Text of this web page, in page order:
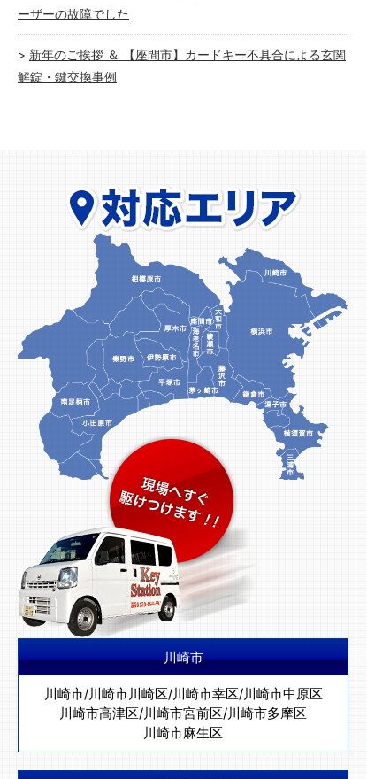
ーザーの故障でした
新年のご挨拶 ＆ 【座間市】カードキー不具合による玄関
解錠・鍵交換事例
川崎市
川崎市/川崎市川崎区/川崎市幸区/川崎市中原区
川崎市高津区/川崎市宮前区/川崎市多摩区
川崎市麻生区